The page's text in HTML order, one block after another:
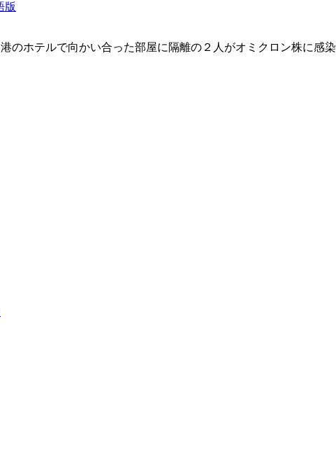
版
のホテルで向かい合った部屋に隔離の２人がオミクロン株に感染